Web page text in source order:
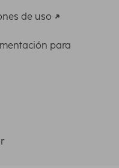
de uso
para